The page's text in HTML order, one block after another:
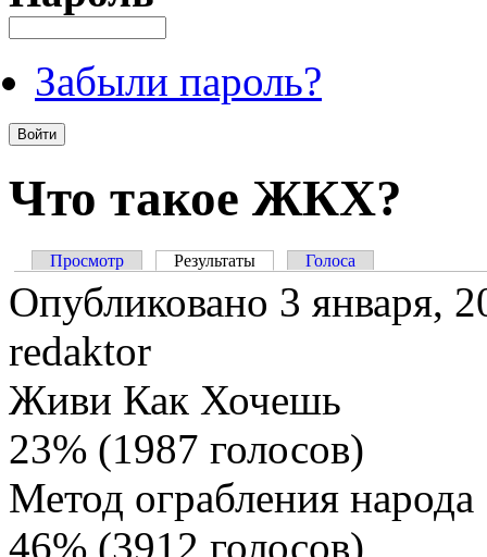
Забыли пароль?
Что такое ЖКХ?
Главные вкладки
Просмотр Результаты (активная вкладка)
Голоса
Опубликовано 3 января,
redaktor
Живи Как Хочешь
23% (1987 голосов)
Метод ограбления народа
46% (3912 голосов)